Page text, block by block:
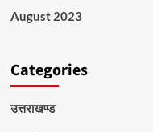
August 2023
Categories
उत्तराखण्ड